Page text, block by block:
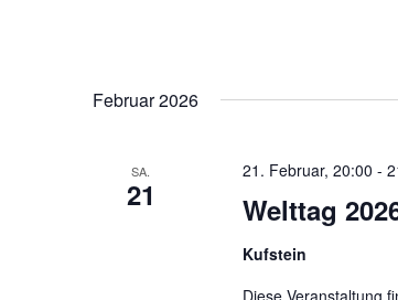
Februar 2026
SA.
21 Welttag
21. Februar, 20:00 -
Kufstein